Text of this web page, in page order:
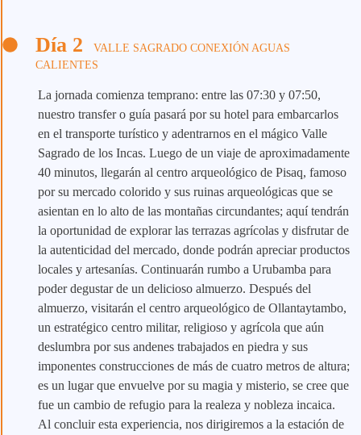
Día 2
VALLE SAGRADO CONEXIÓN AGUAS
CALIENTES
La jornada comienza temprano: entre las 07:30 y 07:50,
nuestro transfer o guía pasará por su hotel para embarcarlos
en el transporte turístico y adentrarnos en el mágico Valle
Sagrado de los Incas. Luego de un viaje de aproximadamente
40 minutos, llegarán al centro arqueológico de Pisaq, famoso
por su mercado colorido y sus ruinas arqueológicas que se
asientan en lo alto de las montañas circundantes; aquí tendrán
la oportunidad de explorar las terrazas agrícolas y disfrutar de
la autenticidad del mercado, donde podrán apreciar productos
locales y artesanías. Continuarán rumbo a Urubamba para
poder degustar de un delicioso almuerzo. Después del
almuerzo, visitarán el centro arqueológico de Ollantaytambo,
un estratégico centro militar, religioso y agrícola que aún
deslumbra por sus andenes trabajados en piedra y sus
imponentes construcciones de más de cuatro metros de altura;
es un lugar que envuelve por su magia y misterio, se cree que
fue un cambio de refugio para la realeza y nobleza incaica.
Al concluir esta experiencia, nos dirigiremos a la estación de